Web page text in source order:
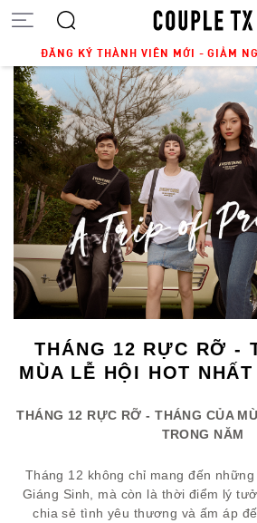
ĐĂNG KÝ THÀNH VIÊN MỚI - GIẢM
THÁNG 12 RỰC RỠ -
MÙA LỄ HỘI HOT
THÁNG 12 RỰC RỠ - THÁNG CỦA
TRONG NĂM
Tháng 12 không chỉ mang đến
Giáng Sinh, mà còn là thời điểm lý
chia sẻ tình yêu thương và ấm áp